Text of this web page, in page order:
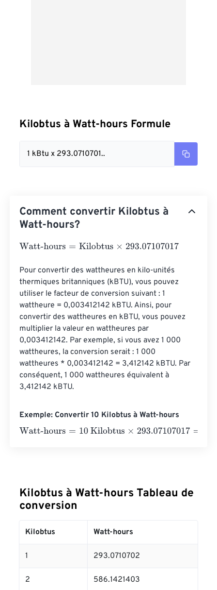
Kilobtus à Watt-hours Formule
1 kBtu x 293.0710701..
Comment convertir Kilobtus à
Watt-hours?
Watt-hours=Kilobtus×293.07107017
Pour convertir des wattheures en kilo-unités
thermiques britanniques (kBTU), vous pouvez
utiliser le facteur de conversion suivant : 1
wattheure = 0,003412142 kBTU. Ainsi, pour
convertir des wattheures en kBTU, vous pouvez
multiplier la valeur en wattheures par
0,003412142. Par exemple, si vous avez 1 000
wattheures, la conversion serait : 1 000
wattheures * 0,003412142 = 3,412142 kBTU. Par
conséquent, 1 000 wattheures équivalent à
3,412142 kBTU.
Exemple: Convertir 10 Kilobtus à Watt-hours
Watt-hours=10 Kilobtus×293.07107017=2930.7107017
Kilobtus à Watt-hours Tableau de
conversion
Kilobtus Watt-hours
1 293.0710702
2 586.1421403